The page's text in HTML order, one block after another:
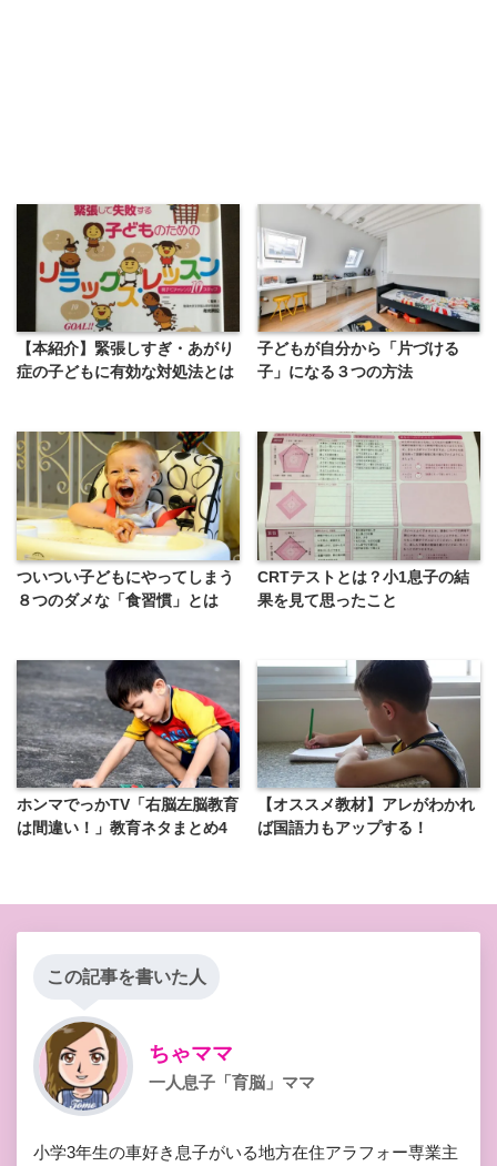
【本紹介】緊張しすぎ・あがり
症の子どもに有効な対処法とは
子どもが自分から「片づける
子」になる３つの方法
ついつい子どもにやってしまう
８つのダメな「食習慣」とは
CRTテストとは？小1息子の結
果を見て思ったこと
ホンマでっかTV「右脳左脳教育
は間違い！」教育ネタまとめ4
【オススメ教材】アレがわかれ
ば国語力もアップする！
この記事を書いた人
ちゃママ
一人息子「育脳」ママ
小学3年生の車好き息子がいる地方在住アラフォー専業主